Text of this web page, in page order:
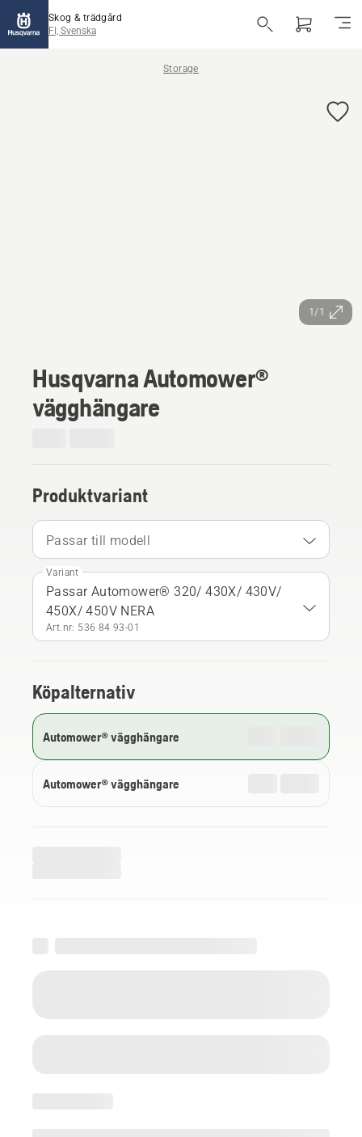
Skog & trädgård
FI, Svenska
Storage
1/1
Husqvarna Automower®
vägghängare
Produktvariant
Passar till modell
Variant
Passar Automower® 320/ 430X/ 430V/
450X/ 450V NERA
Art.nr: 536 84 93‑01
Köpalternativ
Automower® vägghängare
Automower® vägghängare